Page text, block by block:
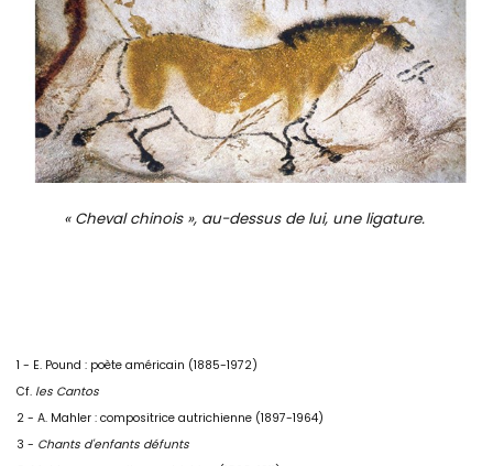
« Cheval chinois », au-dessus de lui, une ligature.
1 - E. Pound : poète américain (1885-1972)
Cf. les Cantos
2 - A. Mahler : compositrice autrichienne (1897-1964)
3 - Chants d'enfants défunts